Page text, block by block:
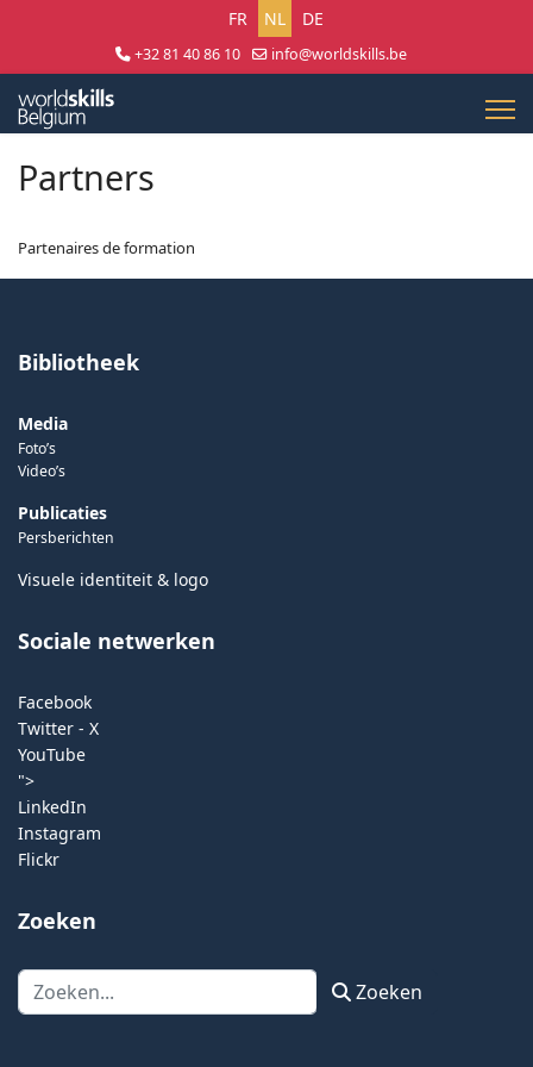
Selecteer uw taal
FR NL DE
+32 81 40 86 10
info@worldskills.be
Partners
Partenaires de formation
Bibliotheek
Media
Foto’s
Video’s
Publicaties
Persberichten
Visuele identiteit & logo
Sociale netwerken
Facebook
Twitter - X
YouTube
">
LinkedIn
Instagram
Flickr
Zoeken
Zoeken Zoeken